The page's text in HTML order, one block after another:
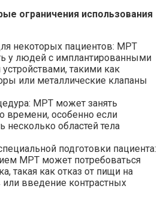
ограничения использования
некоторых пациентов: МРТ
у людей с имплантированными
такими как
или металлические клапаны
МРТ может занять
времени, особенно если
несколько областей тела
подготовки пациента:
МРТ может потребоваться
такая как отказ от пищи на
или введение контрастных